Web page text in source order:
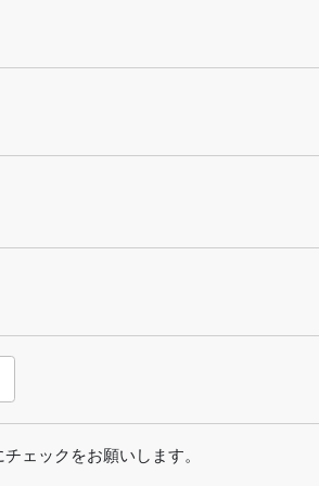
ェックをお願いします。